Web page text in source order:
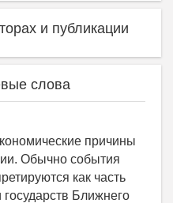
и публикации
слова
причины
Обычно события
как часть
Ближнего